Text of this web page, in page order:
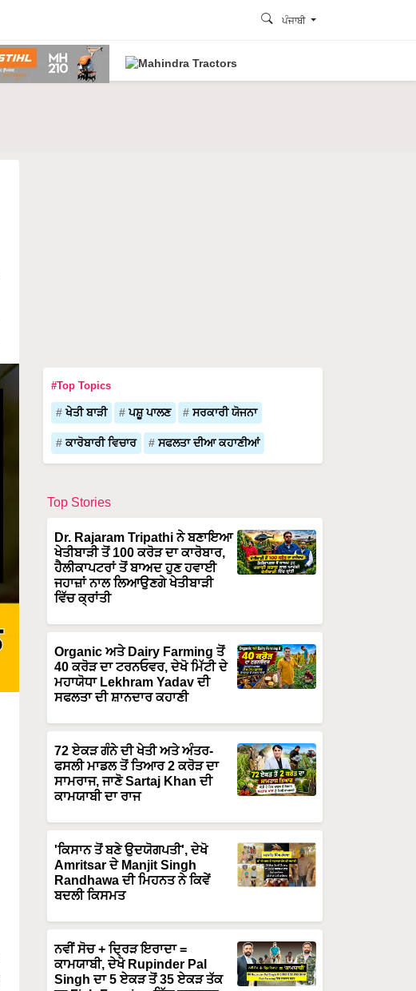
ਪੰਜਾਬੀ
#Top Topics
ਖੇਤੀ ਬਾੜੀ ਪਸ਼ੂ ਪਾਲਣ ਸਰਕਾਰੀ ਯੋਜਨਾ
ਕਾਰੋਬਾਰੀ ਵਿਚਾਰ ਸਫਲਤਾ ਦੀਆ ਕਹਾਣੀਆਂ
Top Stories
Dr. Rajaram Tripathi ਨੇ ਬਣਾਇਆ
ਖੇਤੀਬਾੜੀ ਤੋਂ 100 ਕਰੋੜ ਦਾ ਕਾਰੋਬਾਰ,
ਹੈਲੀਕਾਪਟਰਾਂ ਤੋਂ ਬਾਅਦ ਹੁਣ ਹਵਾਈ
ਜਹਾਜ਼ਾਂ ਨਾਲ ਲਿਆਉਣਗੇ ਖੇਤੀਬਾੜੀ
ਵਿੱਚ ਕ੍ਰਾਂਤੀ
Organic ਅਤੇ Dairy Farming ਤੋਂ
40 ਕਰੋੜ ਦਾ ਟਰਨਓਵਰ, ਦੇਖੋ ਮਿੱਟੀ ਦੇ
ਮਹਾਯੋਧਾ Lekhram Yadav ਦੀ
ਸਫਲਤਾ ਦੀ ਸ਼ਾਨਦਾਰ ਕਹਾਣੀ
72 ਏਕੜ ਗੰਨੇ ਦੀ ਖੇਤੀ ਅਤੇ ਅੰਤਰ-
ਫਸਲੀ ਮਾਡਲ ਤੋਂ ਤਿਆਰ 2 ਕਰੋੜ ਦਾ
ਸਾਮਰਾਜ, ਜਾਣੋ Sartaj Khan ਦੀ
ਕਾਮਯਾਬੀ ਦਾ ਰਾਜ
'ਕਿਸਾਨ ਤੋਂ ਬਣੇ ਉਦਯੋਗਪਤੀ', ਦੇਖੋ
Amritsar ਦੇ Manjit Singh
Randhawa ਦੀ ਮਿਹਨਤ ਨੇ ਕਿਵੇਂ
ਬਦਲੀ ਕਿਸਮਤ
ਨਵੀਂ ਸੋਚ + ਦ੍ਰਿੜ ਇਰਾਦਾ =
ਕਾਮਯਾਬੀ, ਦੇਖੋ Rupinder Pal
Singh ਦਾ 5 ਏਕੜ ਤੋਂ 35 ਏਕੜ ਤੱਕ